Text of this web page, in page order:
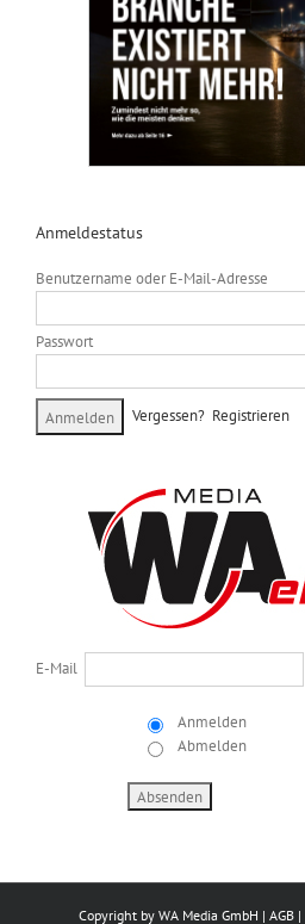
Anmeldestatus
Benutzername oder E-Mail-Adresse
Passwort
Vergessen? Registrieren
E-Mail
Anmelden
Abmelden
Copyright by WA Media GmbH | AGB|